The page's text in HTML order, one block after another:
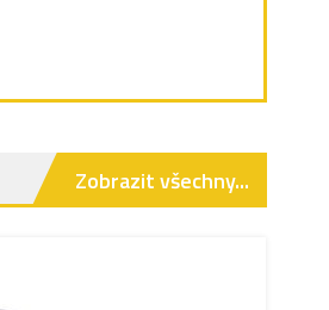
Zobrazit všechny...